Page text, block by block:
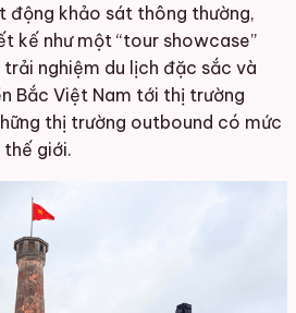
động khảo sát thông thường,
kế như một “tour showcase”
trải nghiệm du lịch đặc sắc và
Bắc Việt Nam tới thị trường
thị trường outbound có mức
giới.